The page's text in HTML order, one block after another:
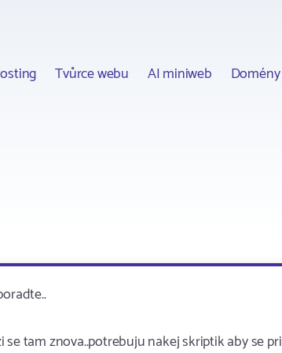
Tvůrce webu AI miniweb Domény
tam znova..potrebuju nakej skriptik aby se pri